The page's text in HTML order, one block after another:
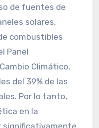
de fuentes de
solares,
combustibles
Panel
Climático,
del 39% de las
Por lo tanto,
en la
significativamente